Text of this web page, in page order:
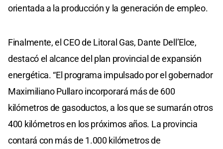
orientada a la producción y la generación de empleo.
Finalmente, el CEO de Litoral Gas, Dante Dell’Elce,
destacó el alcance del plan provincial de expansión
energética. “El programa impulsado por el gobernador
Maximiliano Pullaro incorporará más de 600
kilómetros de gasoductos, a los que se sumarán otros
400 kilómetros en los próximos años. La provincia
contará con más de 1.000 kilómetros de